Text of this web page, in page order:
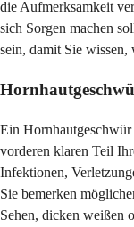
die Aufmerksamkeit
sich Sorgen machen
sein, damit Sie
Ein
vorderen klaren Teil
Infektionen,
Sie bemerken
Sehen, dicken weißen